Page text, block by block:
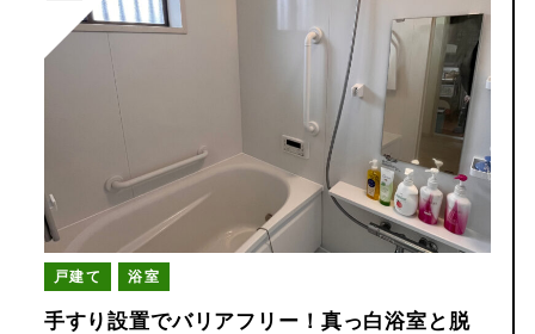
戸建て 浴室
手すり設置でバリアフリー！真っ白浴室と脱